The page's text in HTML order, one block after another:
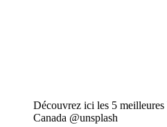
Découvrez ici les 5 meilleures
Canada @unsplash